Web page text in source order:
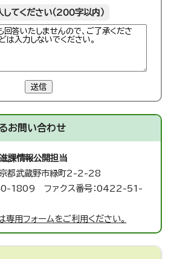
てください（200字以内）
送信
お問い合わせ
課情報公開担当
武蔵野市緑町2-2-28
1809 ファクス番号：0422-51-
専用フォームをご利用ください。